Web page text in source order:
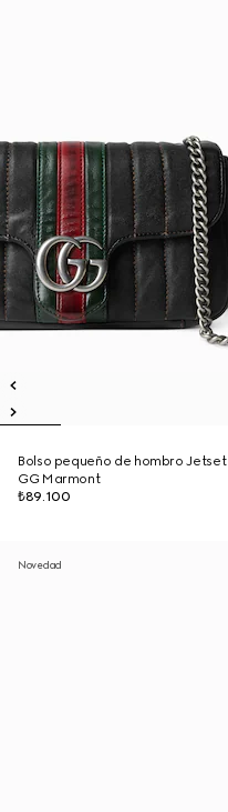
Bolso pequeño de hombro Jetset
GG Marmont
₺89.100
Novedad